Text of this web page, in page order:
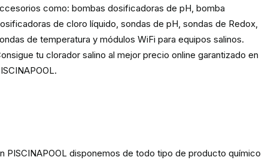
como: bombas dosificadoras de pH, bomba
de cloro líquido, sondas de pH, sondas de Redox,
de temperatura y módulos WiFi para equipos salinos.
tu clorador salino al mejor precio online garantizado en
PISCINAPOOL disponemos de todo tipo de producto químico